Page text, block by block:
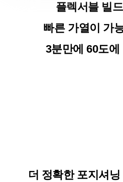
플렉서블 빌
빠른 가열이 가
3분만에 60도
더 정확한 포지셔